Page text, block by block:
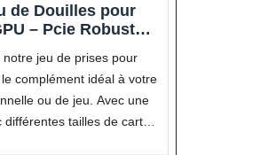
de Douilles pour
– Pcie Robuste,
GPU, de vidéo
secouss
jeu de prises pour
complément idéal à votre
ou de jeu. Avec une
tailles de cartes